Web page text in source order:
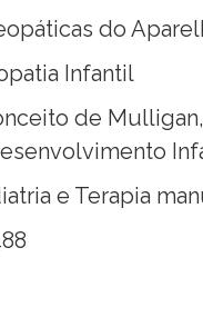
do
Infantil
de
e Terapia